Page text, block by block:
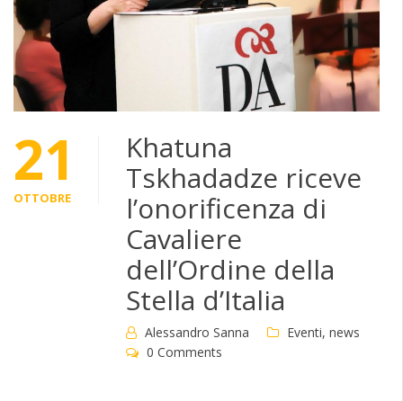
21
OTTOBRE
Khatuna
Tskhadadze riceve
l’onorificenza di
Cavaliere
dell’Ordine della
Stella d’Italia
Alessandro Sanna Eventi, news
0 Comments